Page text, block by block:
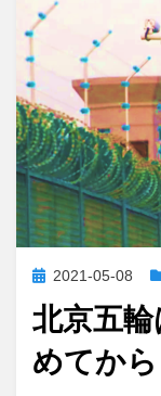
投
日:
2021-05-08
北京五
めてから